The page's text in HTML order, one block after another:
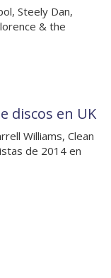
Steely Dan,
& the
discos en UK
Williams, Clean
de 2014 en